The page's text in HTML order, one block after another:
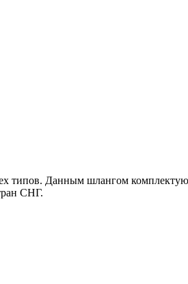
типов. Данным шлангом
СНГ.